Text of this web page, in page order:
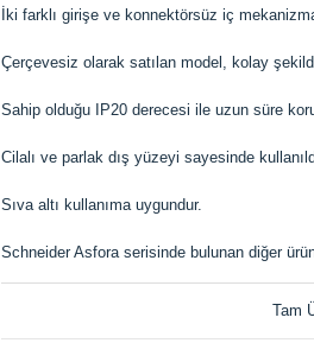
İki farklı girişe ve konnektörsüz iç
Çerçevesiz olarak satılan model, kolay
Sahip olduğu IP20 derecesi ile uzun süre
Cilalı ve parlak dış yüzeyi sayesinde
Sıva altı kullanıma uygundur.
Schneider Asfora serisinde bulunan diğer
Tam